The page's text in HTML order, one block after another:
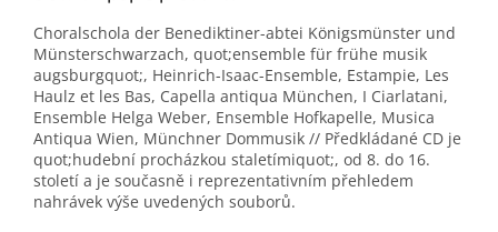
Choralschola der Benediktiner-abtei Königsmünster und
Münsterschwarzach, quot;ensemble für frühe musik
augsburgquot;, Heinrich-Isaac-Ensemble, Estampie, Les
Haulz et les Bas, Capella antiqua München, I Ciarlatani,
Ensemble Helga Weber, Ensemble Hofkapelle, Musica
Antiqua Wien, Münchner Dommusik // Předkládané CD je
quot;hudební procházkou staletímiquot;, od 8. do 16.
století a je současně i reprezentativním přehledem
nahrávek výše uvedených souborů.